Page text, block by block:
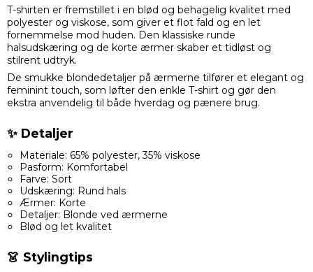
T-shirten er fremstillet i en blød og behagelig kvalitet med
polyester og viskose, som giver et flot fald og en let
fornemmelse mod huden. Den klassiske runde
halsudskæring og de korte ærmer skaber et tidløst og
stilrent udtryk.
De smukke blondedetaljer på ærmerne tilfører et elegant og
feminint touch, som løfter den enkle T-shirt og gør den
ekstra anvendelig til både hverdag og pænere brug.
✨ Detaljer
Materiale: 65% polyester, 35% viskose
Pasform: Komfortabel
Farve: Sort
Udskæring: Rund hals
Ærmer: Korte
Detaljer: Blonde ved ærmerne
Blød og let kvalitet
👗 Stylingtips